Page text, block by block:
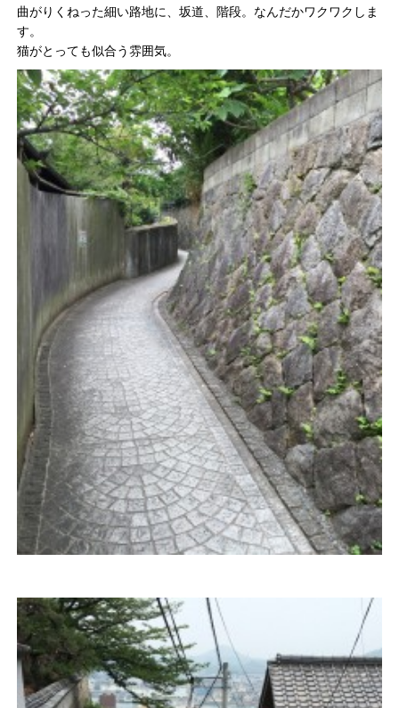
曲がりくねった細い路地に、坂道、階段。なんだかワクワクしま
す。
猫がとっても似合う雰囲気。